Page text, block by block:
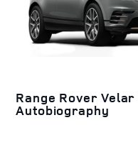
Range Rover Velar
Autobiography